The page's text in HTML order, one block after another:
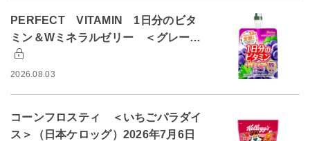
PERFECT VITAMIN 1日分のビタ
ミン＆Wミネラルゼリー ＜グレー…
2026.08.03
コーンフロスティ ＜いちごパラダイ
ス＞（日本ケロッグ）2026年7月6日